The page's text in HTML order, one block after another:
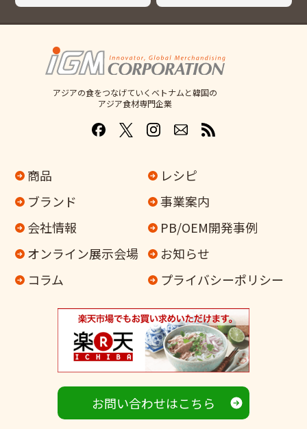
アジアの食をつなげていくベトナムと韓国の
アジア食材専門企業
商品
レシピ
ブランド
事業案内
会社情報
PB/OEM開発事例
オンライン展示会場
お知らせ
コラム
プライバシーポリシー
お問い合わせはこちら